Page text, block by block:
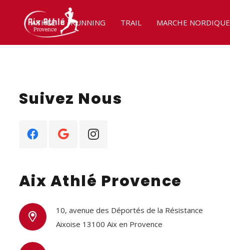
ATHLÉ RUNNING TRAIL MARCHE NORDIQUE
Suivez Nous
Aix Athlé Provence
10, avenue des Déportés de la Résistance
Aixoise 13100 Aix en Provence